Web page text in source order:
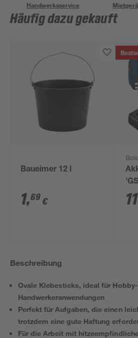
Handwerksservice
Häufig dazu gekauft
Baueimer 12 l
1,69 €
Beschreibung
Ovale Klebesticks, ideal für
Handwerkeranwendungen
Perfekt für Aufgaben, die einen
trotzdem eine gute Haftung
Für die Arbeit mit